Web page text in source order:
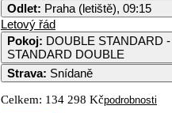
Odlet: Praha (letiště), 09:15
Letový řád
Pokoj: DOUBLE STANDARD -
STANDARD DOUBLE
Strava: Snídaně
Celkem: 134 298 Kčpodrobnosti